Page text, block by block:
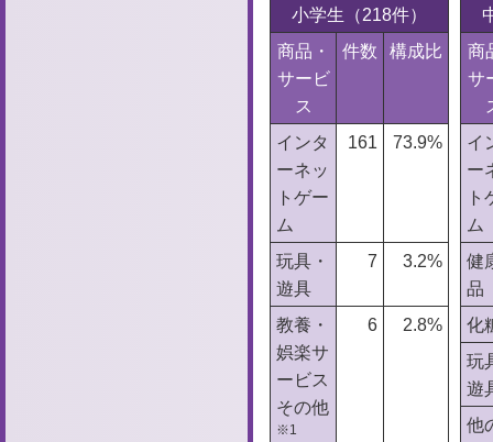
小学生（218件）
商品・
サービ
ス
件数 構成比
インタ
ーネッ
トゲー
ム
161 73.9%
玩具・
遊具
7 3.2%
教養・
娯楽サ
ービス
その他
※1
6 2.8%
商
サ
イ
ー
ト
ム
健
品
化
玩
遊
他